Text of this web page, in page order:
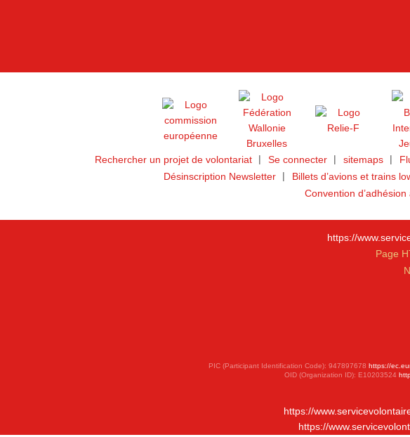
Rechercher un projet de volontariat Se connecter sitemaps
Désinscription Newsletter
Billets d’avions et trains
Convention
https://
Page
PIC (Participant Identification Code): 947897678 https://
OID (Organization ID): E10203524
https://
https://